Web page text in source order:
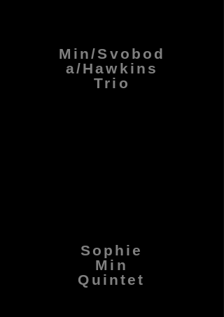
Min/Svobod
a/Hawkins
Trio
Sophie
Min
Quintet